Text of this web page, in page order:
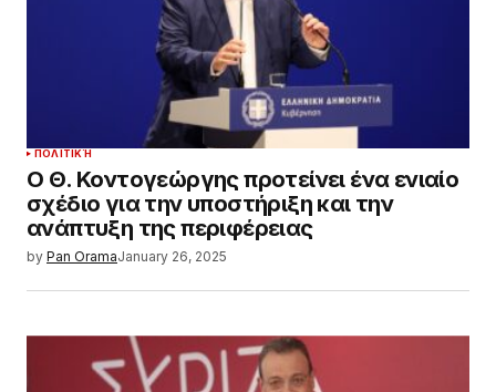
ΠΟΛΙΤΙΚΉ
Ο Θ. Κοντογεώργης προτείνει ένα ενιαίο
σχέδιο για την υποστήριξη και την
ανάπτυξη της περιφέρειας
by Pan OramaJanuary 26, 2025